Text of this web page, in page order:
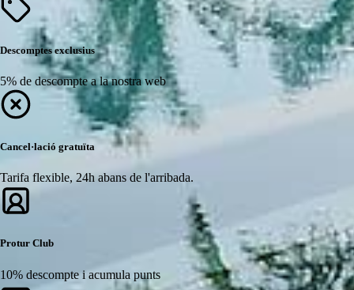
Descomptes exclusius
5% de descompte a la nostra web
Cancel·lació gratuïta
Tarifa flexible, 24h abans de l'arribada.
Protur Club
10% descompte i acumula punts